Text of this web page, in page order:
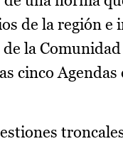
de la región e
de la
cinco